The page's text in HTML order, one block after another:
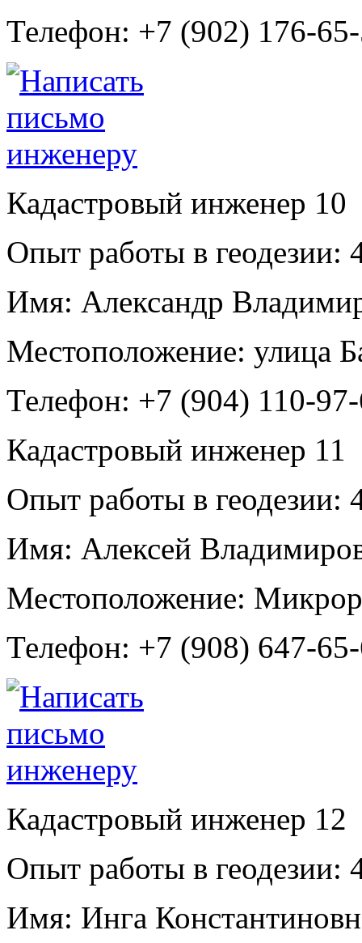
Телефон: +7 (902) 176-
Кадастровый инженер 10
Опыт работы в геодезии:
Имя: Александр
Местоположение: улица
Телефон: +7 (904) 110-
Кадастровый инженер 11
Опыт работы в геодезии:
Имя: Алексей
Местоположение:
Телефон: +7 (908) 647-
Кадастровый инженер 12
Опыт работы в геодезии:
Имя: Инга